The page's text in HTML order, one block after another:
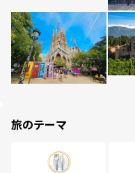
旅のテーマ